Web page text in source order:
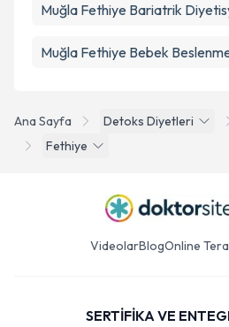
Ana Sayfa Detoks Diyetleri
Fethiye
Muğla Fethiye Bariatrik
Muğla Fethiye Bebek
VideolarBlogOnline
SERTİFİKA VE